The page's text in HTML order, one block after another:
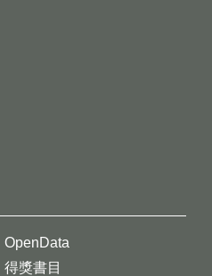
OpenData
得獎書目